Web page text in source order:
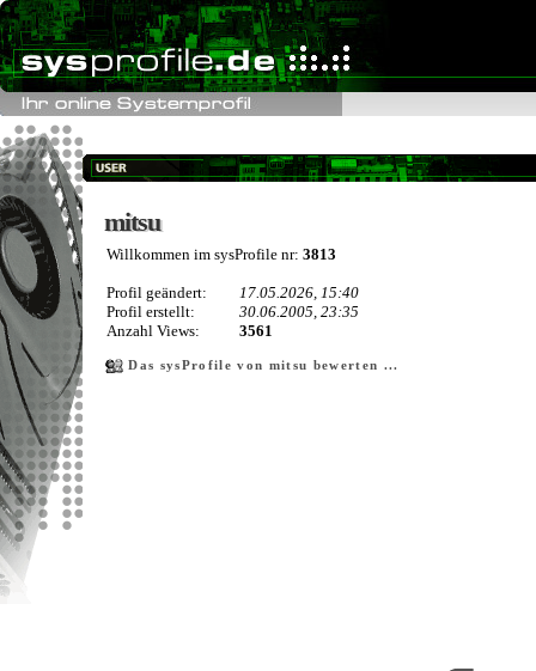
mitsu
mitsu
Willkommen im sysProfile nr: 3813
Profil geändert:
17.05.2026, 15:40
Profil erstellt:
30.06.2005, 23:35
Anzahl Views:
3561
Das sysProfile von mitsu bewerten ...